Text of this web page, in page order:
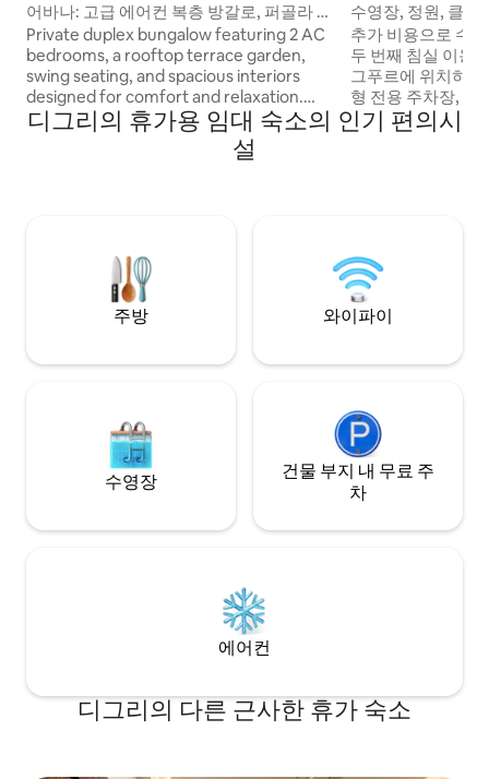
어바나: 고급 에어컨 복층 방갈로, 퍼골라 테
라스
Private duplex bungalow featuring 2 AC
bedrooms, a rooftop terrace garden,
swing seating, and spacious interiors
designed for comfort and relaxation.
Airbnb Superhost and “Guest Favorite”
❤️ based on guest reviews, offering the
perfect blend of comfort, convenience,
and restaurants while enjoying a
peaceful residential neighborhood.
수영장, 정원, 클럽
1개
추가 비용으로 수
두 번째 침실 이용 가
그푸르에 위치하
형 전용 주차장, 놀
채 판매상(오후 4
다. 온라인, 세탁 서비스 및 숙소 청소. IIM
탈리스와 함께 집
디그리의 휴가용 임대 숙소의 인기 편의시
설
주방 와이파이
수영장
건물 부지 내 무료 주
차
에어컨
디그리의 다른 근사한 휴가 숙소